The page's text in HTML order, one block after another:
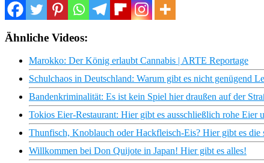
Ähnliche Videos:
Marokko: Der König erlaubt Cannabis | ARTE Reportage
Schulchaos in Deutschland: Warum gibt es nicht genügend
Bandenkriminalität: Es ist kein Spiel hier draußen auf der
Tokios Eier-Restaurant: Hier gibt es ausschließlich rohe Eier
Thunfisch, Knoblauch oder Hackfleisch-Eis? Hier gibt es die
Willkommen bei Don Quijote in Japan! Hier gibt es alles!